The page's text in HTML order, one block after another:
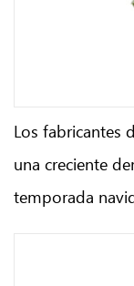
Los fabricantes
una creciente
temporada